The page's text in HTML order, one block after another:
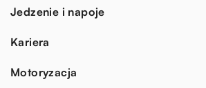
Jedzenie i napoje
Kariera
Motoryzacja